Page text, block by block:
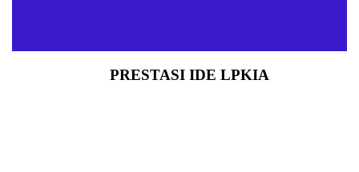
PRESTASI IDE LPKIA